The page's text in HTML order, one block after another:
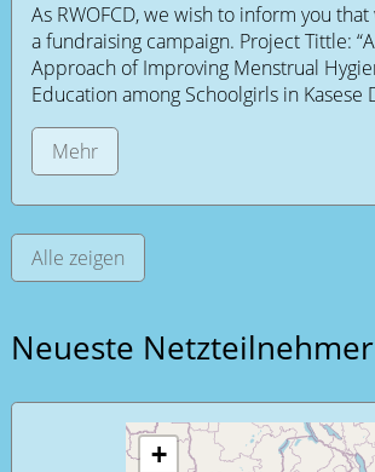
As RWOFCD, we wish to inform you
a fundraising campaign. Project Tittle:
Approach of Improving Menstrual
Education among Schoolgirls in Kasese
Mehr
Alle zeigen
Neueste Netzteilnehmer
+